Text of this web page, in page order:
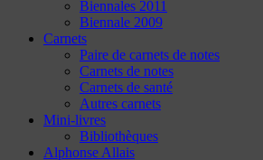
Biennales 2011
Biennale 2009
Carnets
Paire de carnets de notes
Carnets de notes
Carnets de santé
Autres carnets
Mini-livres
Bibliothèques
Alphonse Allais